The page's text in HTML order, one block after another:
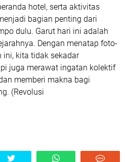
hotel, serta aktivitas
bagian penting dari
dulu. Garut hari ini adalah
Dengan menatap foto-
ini, kita tidak sekadar
juga merawat ingatan kolektif
memberi makna bagi
(Revolusi